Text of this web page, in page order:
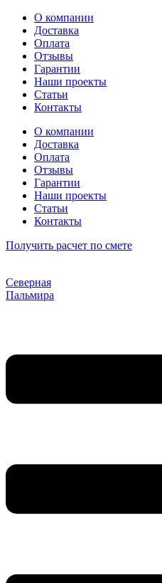
Перейти
содержимому
О компании
Доставка
Оплата
Отзывы
Гарантии
Наши проекты
Статьи
Контакты
О компании
Доставка
Оплата
Отзывы
Гарантии
Наши проекты
Статьи
Контакты
Получить расчет по смете
Северная
Пальмира